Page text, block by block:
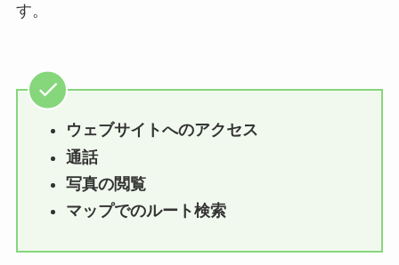
す。
ウェブサイトへのアクセス
通話
写真の閲覧
マップでのルート検索